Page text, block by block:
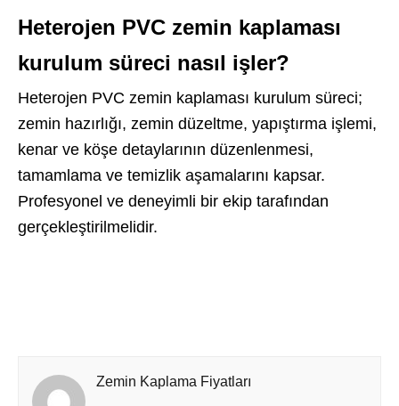
Heterojen PVC zemin kaplaması
kurulum süreci nasıl işler?
Heterojen PVC zemin kaplaması kurulum süreci;
zemin hazırlığı, zemin düzeltme, yapıştırma işlemi,
kenar ve köşe detaylarının düzenlenmesi,
tamamlama ve temizlik aşamalarını kapsar.
Profesyonel ve deneyimli bir ekip tarafından
gerçekleştirilmelidir.
Zemin Kaplama Fiyatları